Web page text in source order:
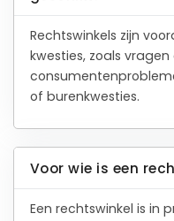
Rechtswinkels zijn
kwesties, zoals vragen
of burenkwesties.
Voor wie is een
Een rechtswinkel is in